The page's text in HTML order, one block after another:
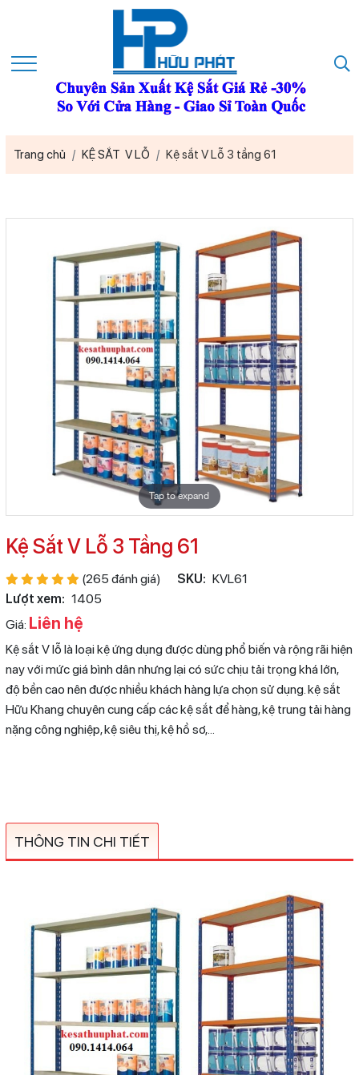
Trang chủ KỆ SẮT V LỖ Kệ sắt V Lỗ 3 tầng 61
Tap to expand
Kệ Sắt V Lỗ 3 Tầng 61
(265 đánh giá) SKU: KVL61
Lượt xem: 1405
Giá: Liên hệ
Kệ sắt V lỗ là loại kệ ứng dụng được dùng phổ biến và rộng rãi hiện
nay với mức giá bình dân nhưng lại có sức chịu tải trọng khá lớn,
độ bền cao nên được nhiều khách hàng lựa chọn sử dụng. kệ sắt
Hữu Khang chuyên cung cấp các kệ sắt để hàng, kệ trung tải hàng
nặng công nghiệp, kệ siêu thị, kệ hồ sơ,...
THÔNG TIN CHI TIẾT